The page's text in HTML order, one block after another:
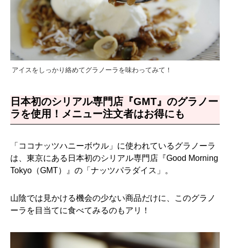
アイスをしっかり絡めてグラノーラを味わってみて！
日本初のシリアル専門店『GMT』のグラノー
ラを使用！メニュー注文者はお得にも
「ココナッツハニーボウル」に使われているグラノーラ
は、東京にある日本初のシリアル専門店『Good Morning
Tokyo（GMT）』の「ナッツパラダイス」。
山陰では見かける機会の少ない商品だけに、このグラノ
ーラを目当てに食べてみるのもアリ！